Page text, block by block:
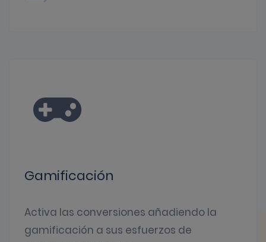
Gamificación
Activa las conversiones añadiendo la
gamificación a sus esfuerzos de